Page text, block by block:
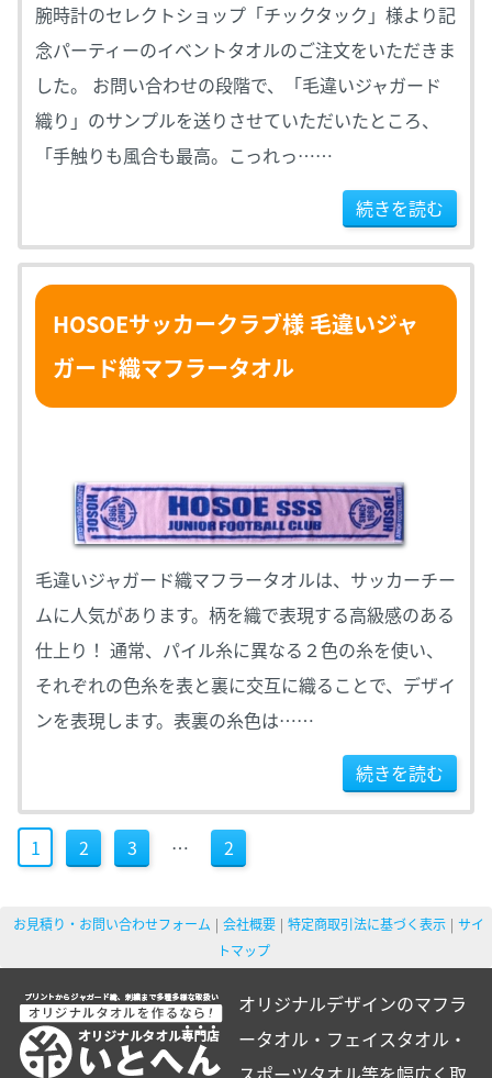
腕時計のセレクトショップ「チックタック」様より記
念パーティーのイベントタオルのご注文をいただきま
した。 お問い合わせの段階で、「毛違いジャガード
織り」のサンプルを送りさせていただいたところ、
「手触りも風合も最高。こっれっ……
続きを読む
HOSOEサッカークラブ様 毛違いジャ
ガード織マフラータオル
毛違いジャガード織マフラータオルは、サッカーチー
ムに人気があります。柄を織で表現する高級感のある
仕上り！ 通常、パイル糸に異なる２色の糸を使い、
それぞれの色糸を表と裏に交互に織ることで、デザイ
ンを表現します。表裏の糸色は……
続きを読む
1 2 3 … 2
お見積り・お問い合わせフォーム 会社概要 特定商取引法に基づく表示
サイ
トマップ
オリジナルデザインのマフラ
ータオル・フェイスタオル・